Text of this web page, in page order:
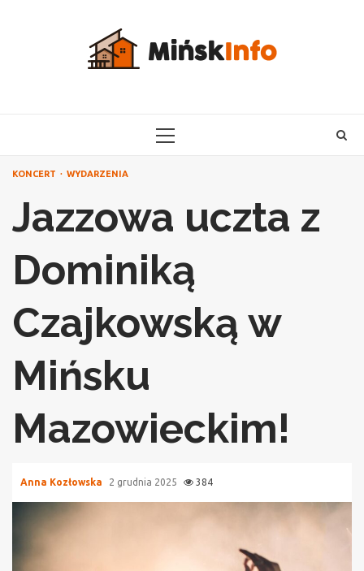
PRIMARY
KONCERT WYDARZENIA
Jazzowa uczta z
Dominiką
Czajkowską w
Mińsku
Mazowieckim!
Anna Kozłowska 2 grudnia 2025 384